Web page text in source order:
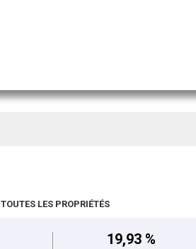
TOUTES LES PROPRIÉTÉS
19,93 %